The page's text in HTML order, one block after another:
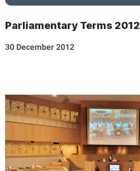
Parliamentary Terms 2012
30 December 2012